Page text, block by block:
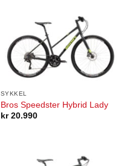
SYKKEL
Bros Speedster Hybrid Lady
kr20.990